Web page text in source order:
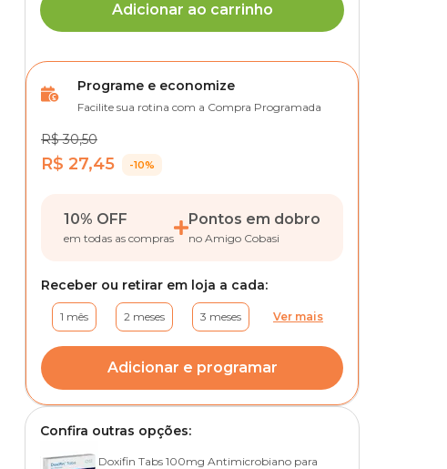
Adicionar ao carrinho
Programe e economize
Facilite sua rotina com a Compra Programada
R$ 30,50
R$ 27,45 -10%
10% OFF
em todas as compras
Pontos em dobro
no Amigo Cobasi
Receber ou retirar em loja a cada:
1 mês 2 meses 3 meses Ver mais
Adicionar e programar
Confira outras opções:
Doxifin Tabs 100mg Antimicrobiano para